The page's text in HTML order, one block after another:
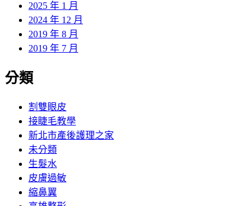
2025 年 1 月
2024 年 12 月
2019 年 8 月
2019 年 7 月
分類
割雙眼皮
接睫毛教學
新北市產後護理之家
未分類
生髮水
皮膚過敏
縮鼻翼